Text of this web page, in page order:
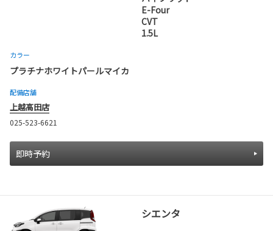
E-Four
CVT
1.5L
カラー
プラチナホワイトパールマイカ
配備店舗
上越高田店
025-523-6621
即時予約
シエンタ